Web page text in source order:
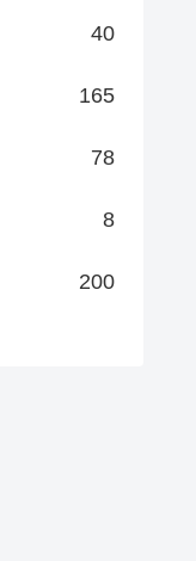
40
165
78
8
200